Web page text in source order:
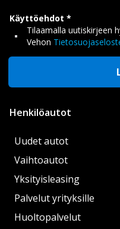
Käyttöehdot
Tilaamalla uutiskirjeen
Vehon
Henkilöautot
Uudet autot
Vaihtoautot
Yksityisleasing
Palvelut yrityksille
Huoltopalvelut